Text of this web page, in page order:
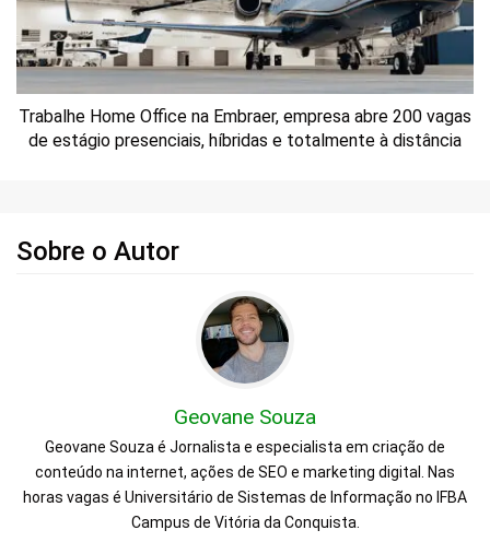
Trabalhe Home Office na Embraer, empresa abre 200 vagas
de estágio presenciais, híbridas e totalmente à distância
Sobre o Autor
Geovane Souza
Geovane Souza é Jornalista e especialista em criação de
conteúdo na internet, ações de SEO e marketing digital. Nas
horas vagas é Universitário de Sistemas de Informação no IFBA
Campus de Vitória da Conquista.